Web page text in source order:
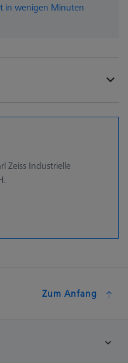
in wenigen Minuten
Zeiss Industrielle
Zum Anfang